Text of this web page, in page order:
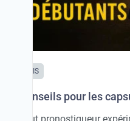
AVIS
Conseils pour les
Tout pronostiqueur